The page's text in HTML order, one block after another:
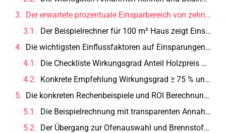
Der erwartete prozentuale Einsparbereich von zehn bis fünfzig Prozent für unterschiedliche Wohnsituationen genau darstellen.
Der Beispielrechner für 100 m² Haus zeigt Einsparungen in Euro und Prozent im Vergleich zu Gasheizung.
Die wichtigsten Einflussfaktoren auf Einsparungen wie Wirkungsgrad Wohnfläche und Holzpreis verständlich erläutern.
Die Checkliste Wirkungsgrad Anteil Holzpreis Nutzerverhalten.
Konkrete Empfehlung Wirkungsgrad ≥ 75 % und trockenes Scheitholz anstreben.
Die konkreten Rechenbeispiele und ROI Berechnungen für durchschnittliche Fälle mit transparenten Annahmen präsentieren.
Die Beispielrechnung mit transparenten Annahmen zu Holzpreis Wirkungsgrad und Amortisationsdauer nachvollziehbar darstellen.
Der Übergang zur Ofenauswahl und Brennstofffrage.